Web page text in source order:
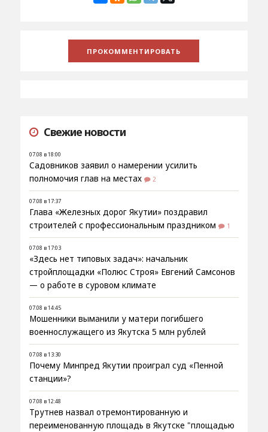
Свежие новости
07.08 в 18:00
Садовников заявил о намерении усилить
полномочия глав на местах
2
07.08 в 17:37
Глава «Железных дорог Якутии» поздравил
строителей с профессиональным праздником
1
07.08 в 17:03
«Здесь нет типовых задач»: начальник
стройплощадки «Полюс Строя» Евгений Самсонов
— о работе в суровом климате
07.08 в 14:45
Мошенники выманили у матери погибшего
военнослужащего из Якутска 5 млн рублей
07.08 в 13:30
Почему Минпред Якутии проиграл суд «Пенной
станции»?
07.08 в 12:48
Трутнев назвал отремонтированную и
переименованную площадь в Якутске "площадью